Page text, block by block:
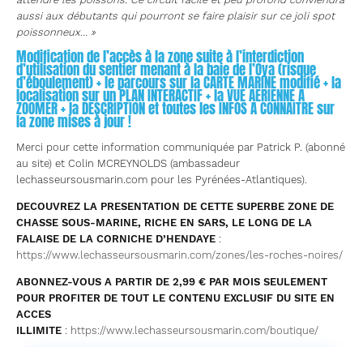
aussi aux débutants qui pourront se faire plaisir sur ce joli spot
poissonneux… »
Modification de l’accès à la zone suite à l’interdiction
d’utilisation du sentier menant à la baie de l’Oya (risque
d’éboulement) + le parcours sur la CARTE MARINE modifié + la
localisation sur un PLAN INTERACTIF + la VUE AERIENNE A
ZOOMER + la DESCRIPTION et toutes les INFOS A CONNAITRE sur
la zone mises à jour !
Merci pour cette information communiquée par Patrick P. (abonné
au site) et Colin MCREYNOLDS (ambassadeur
lechasseursousmarin.com pour les Pyrénées-Atlantiques).
DECOUVREZ LA PRESENTATION DE CETTE SUPERBE ZONE DE
CHASSE SOUS-MARINE, RICHE EN SARS, LE LONG DE LA
FALAISE DE LA CORNICHE D’HENDAYE :
https://www.lechasseursousmarin.com/zones/les-roches-noires/
ABONNEZ-VOUS A PARTIR DE 2,99 € PAR MOIS SEULEMENT
POUR PROFITER DE TOUT LE CONTENU EXCLUSIF DU SITE EN
ACCES
ILLIMITE : https://www.lechasseursousmarin.com/boutique/